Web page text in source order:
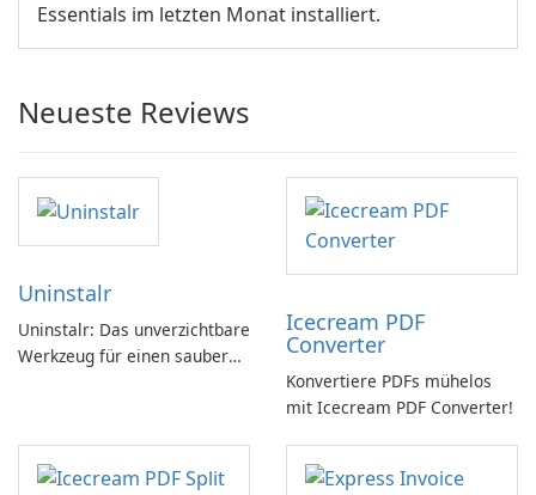
Essentials im letzten Monat installiert.
Neueste Reviews
Uninstalr
Uninstalr: Das unverzichtbare
Werkzeug für einen sauberen
Icecream PDF
Converter
Konvertiere PDFs mühelos
mit Icecream PDF Converter!